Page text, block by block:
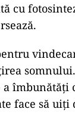
cu
îmbunătăţi
face să